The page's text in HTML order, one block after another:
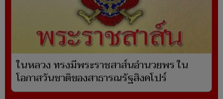
ในหลวง ทรงมีพระราชสาส์นอำนวยพร ใน
โอกาสวันชาติของสาธารณรัฐสิงคโปร์